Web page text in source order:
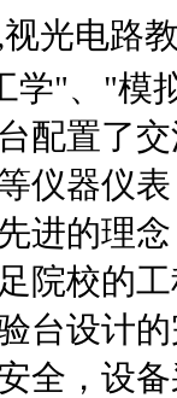
光电路
学"、 "模
配置了
仪器仪
进的理
院校的
台设计
全，设